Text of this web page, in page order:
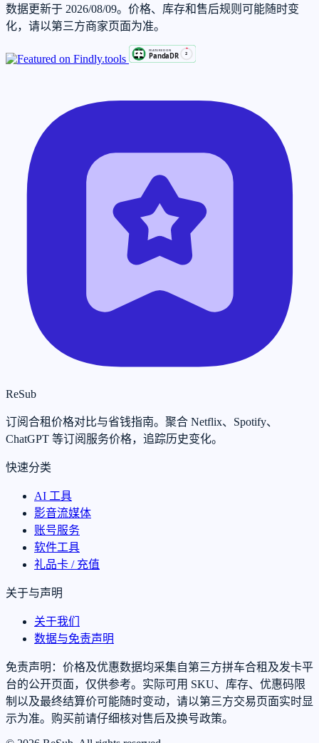
数据更新于 2026/08/09。价格、库存和售后规则可能随时变
化，请以第三方商家页面为准。
ReSub
订阅合租价格对比与省钱指南。聚合 Netflix、Spotify、
ChatGPT 等订阅服务价格，追踪历史变化。
快速分类
AI 工具
影音流媒体
账号服务
软件工具
礼品卡 / 充值
关于与声明
关于我们
数据与免责声明
免责声明：价格及优惠数据均采集自第三方拼车合租及发卡平
台的公开页面，仅供参考。实际可用 SKU、库存、优惠码限
制以及最终结算价可能随时变动，请以第三方交易页面实时显
示为准。购买前请仔细核对售后及换号政策。